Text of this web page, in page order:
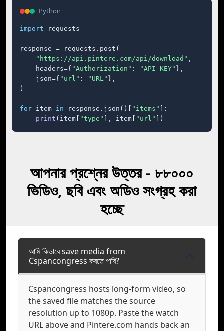
Python
import requests
response = requests.post(
"https://api.pintere.com/api/download" ,
    headers={
"Authorization" : "API_KEY" },
    json={
"url" : "URL" },
)
for item in response.json()[ "items"
]:
print (item[ "type" ], item[ "url" ])
আপনার প্রশ্নের উত্তর - ৮৮০০০
ভিডিও, ছবি এবং অডিও সংগ্রহ করা
হচ্ছে
আমি কিভাবে save media from
Cspancongress করতে পারি?
Cspancongress hosts long-form video, so
the saved file matches the source
resolution up to 1080p. Paste the watch
URL above and Pintere.com hands back an